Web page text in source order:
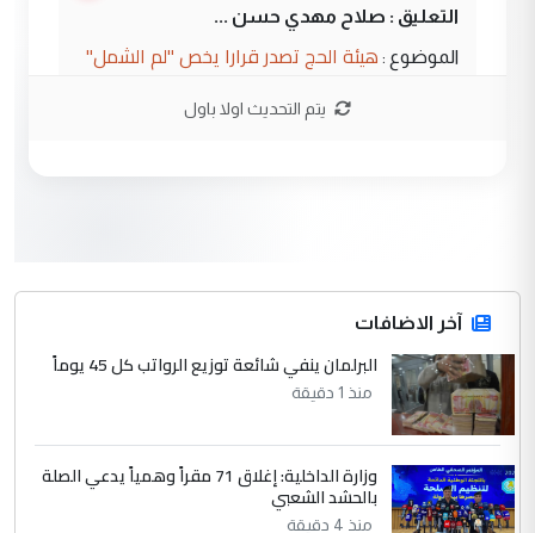
التعليق : صلاح مهدي حسن ...
الموضوع : هيئة الحج تصدر قرارا يخص "لم الشمل"
hadi
التعليق : تحيه اخويه حسينيه اي انسان مهما
كان محدود المعرفه بتفاصيل احداث المنطقه
يقول بما لايقبل ...
أردوغان يؤكد ان اتفاقية مكة للدفاع
المشترك لا تستهدف أية دولة ومفتوحة لانضمام
الدول الشقيقة
يتم التحديث اولا باول
آخر الاضافات
البرلمان ينفي شائعة توزيع الرواتب كل 45 يوماً
منذ 1 دقيقة
وزارة الداخلية: إغلاق 71 مقراً وهمياً يدعي الصلة
بالحشد الشعبي
منذ 4 دقيقة